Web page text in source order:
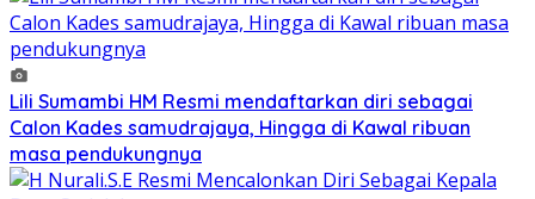
Lili Sumambi HM Resmi mendaftarkan diri sebagai
Calon Kades samudrajaya, Hingga di Kawal ribuan
masa pendukungnya